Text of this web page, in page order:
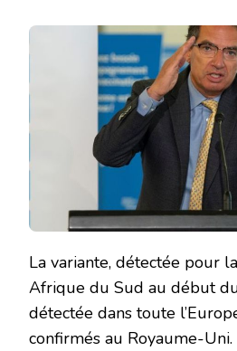
La variante, détectée pour
Afrique du Sud au début
détectée dans toute
confirmés au Royaume-